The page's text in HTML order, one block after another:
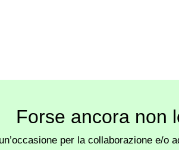
Forse ancora non
per la collaborazione e/o